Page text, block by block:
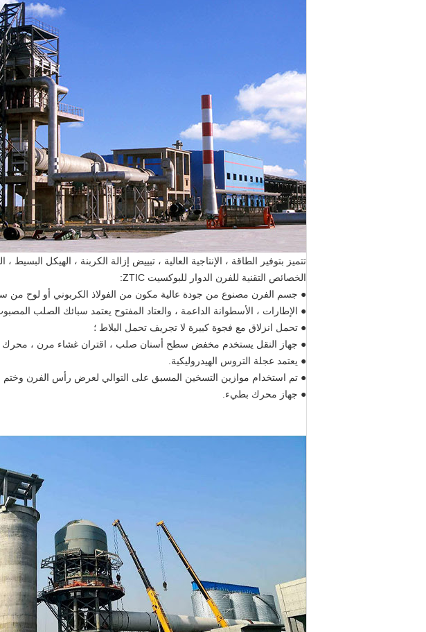
تتميز بتوفير الطاقة ، الإنتاجية العالية ، تبييض إزالة الكربنة ، الهيكل البسيط
الخصائص التقنية للفرن الدوار للبوكسيت ZTIC:
● جسم الفرن مصنوع من جودة عالية مكون من الفولاذ الكربوني أو لوح من
● الإطارات ، الأسطوانة الداعمة ، والعتاد المفتوح يعتمد سبائك الصلب
● تحمل انزلاق مع فجوة كبيرة لا تجريف تحمل البلاط ؛
● جهاز النقل يستخدم مخفض سطح أسنان صلب ، اقتران غشاء مرن ، محرك
● يعتمد عجلة التروس الهيدروليكية.
● تم استخدام موازين التسخين المسبق على التوالي لعرض رأس الفرن
● جهاز محرك بطيء.